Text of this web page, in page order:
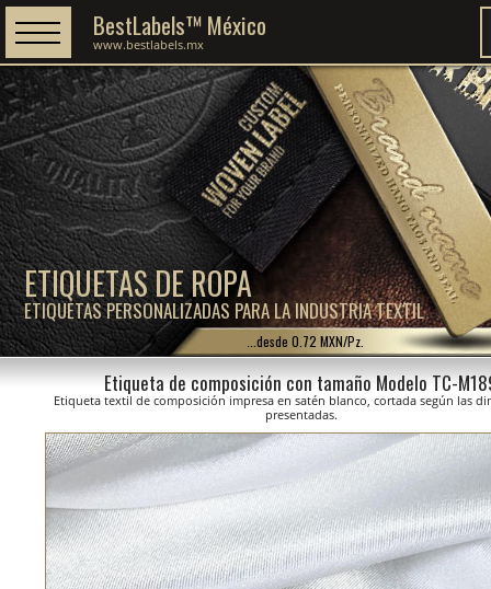
ETIQUETAS DE ROPA
ETIQUETAS PERSONALIZADAS PARA LA INDUSTRIA TEXTIL
BestLabels™ México
www.bestlabels.mx
...desde 0.72 MXN/Pz.
Etiqueta de composición con tamaño Modelo TC-
Etiqueta textil de composición impresa en satén blanco, cortada según las
presentadas.